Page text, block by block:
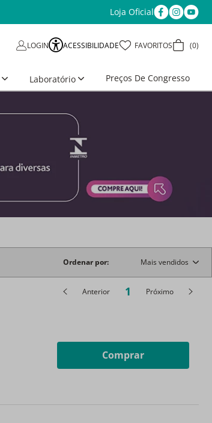
Loja Oficial
LOGIN ACESSIBILIDADE FAVORITOS 0
Laboratório Preços De Congresso
Ordenar por Mais vendidos
Anterior 1 Próximo
Comprar